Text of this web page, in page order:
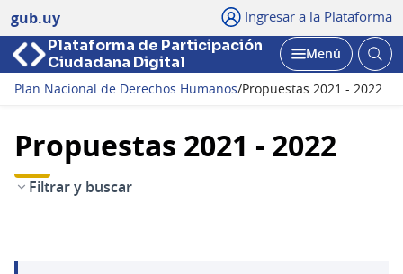
gub.uy Ingresar a la Plataforma
Plataforma de Participación
Ciudadana Digital
Abrir
Menú
Plan Nacional de Derechos Humanos/Propuestas 2021 - 2022
Propuestas 2021 - 2022
Filtrar y buscar